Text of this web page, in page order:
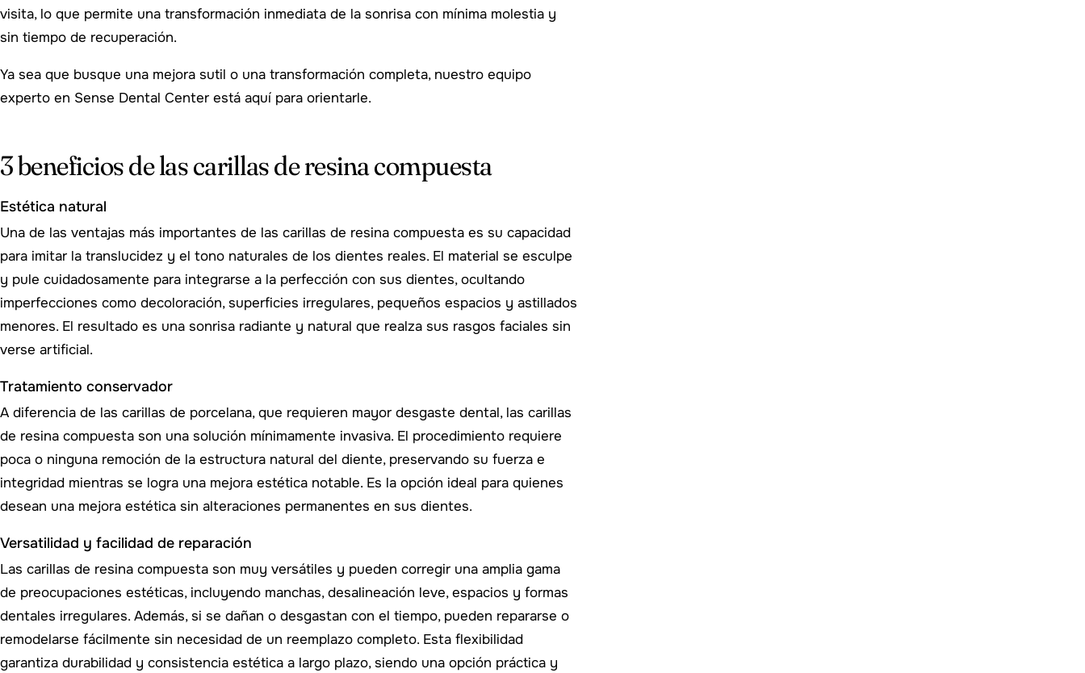
visita, lo que permite una transformación inmediata de la sonrisa con mínima molestia y
sin tiempo de recuperación.
Ya sea que busque una mejora sutil o una transformación completa, nuestro equipo
experto en Sense Dental Center está aquí para orientarle.
3 beneficios de las carillas de resina compuesta
Estética natural
Una de las ventajas más importantes de las carillas de resina compuesta es su capacidad
para imitar la translucidez y el tono naturales de los dientes reales. El material se esculpe
y pule cuidadosamente para integrarse a la perfección con sus dientes, ocultando
imperfecciones como decoloración, superficies irregulares, pequeños espacios y astillados
menores. El resultado es una sonrisa radiante y natural que realza sus rasgos faciales sin
verse artificial.
Tratamiento conservador
A diferencia de las carillas de porcelana, que requieren mayor desgaste dental, las carillas
de resina compuesta son una solución mínimamente invasiva. El procedimiento requiere
poca o ninguna remoción de la estructura natural del diente, preservando su fuerza e
integridad mientras se logra una mejora estética notable. Es la opción ideal para quienes
desean una mejora estética sin alteraciones permanentes en sus dientes.
Versatilidad y facilidad de reparación
Las carillas de resina compuesta son muy versátiles y pueden corregir una amplia gama
de preocupaciones estéticas, incluyendo manchas, desalineación leve, espacios y formas
dentales irregulares. Además, si se dañan o desgastan con el tiempo, pueden repararse o
remodelarse fácilmente sin necesidad de un reemplazo completo. Esta flexibilidad
garantiza durabilidad y consistencia estética a largo plazo, siendo una opción práctica y